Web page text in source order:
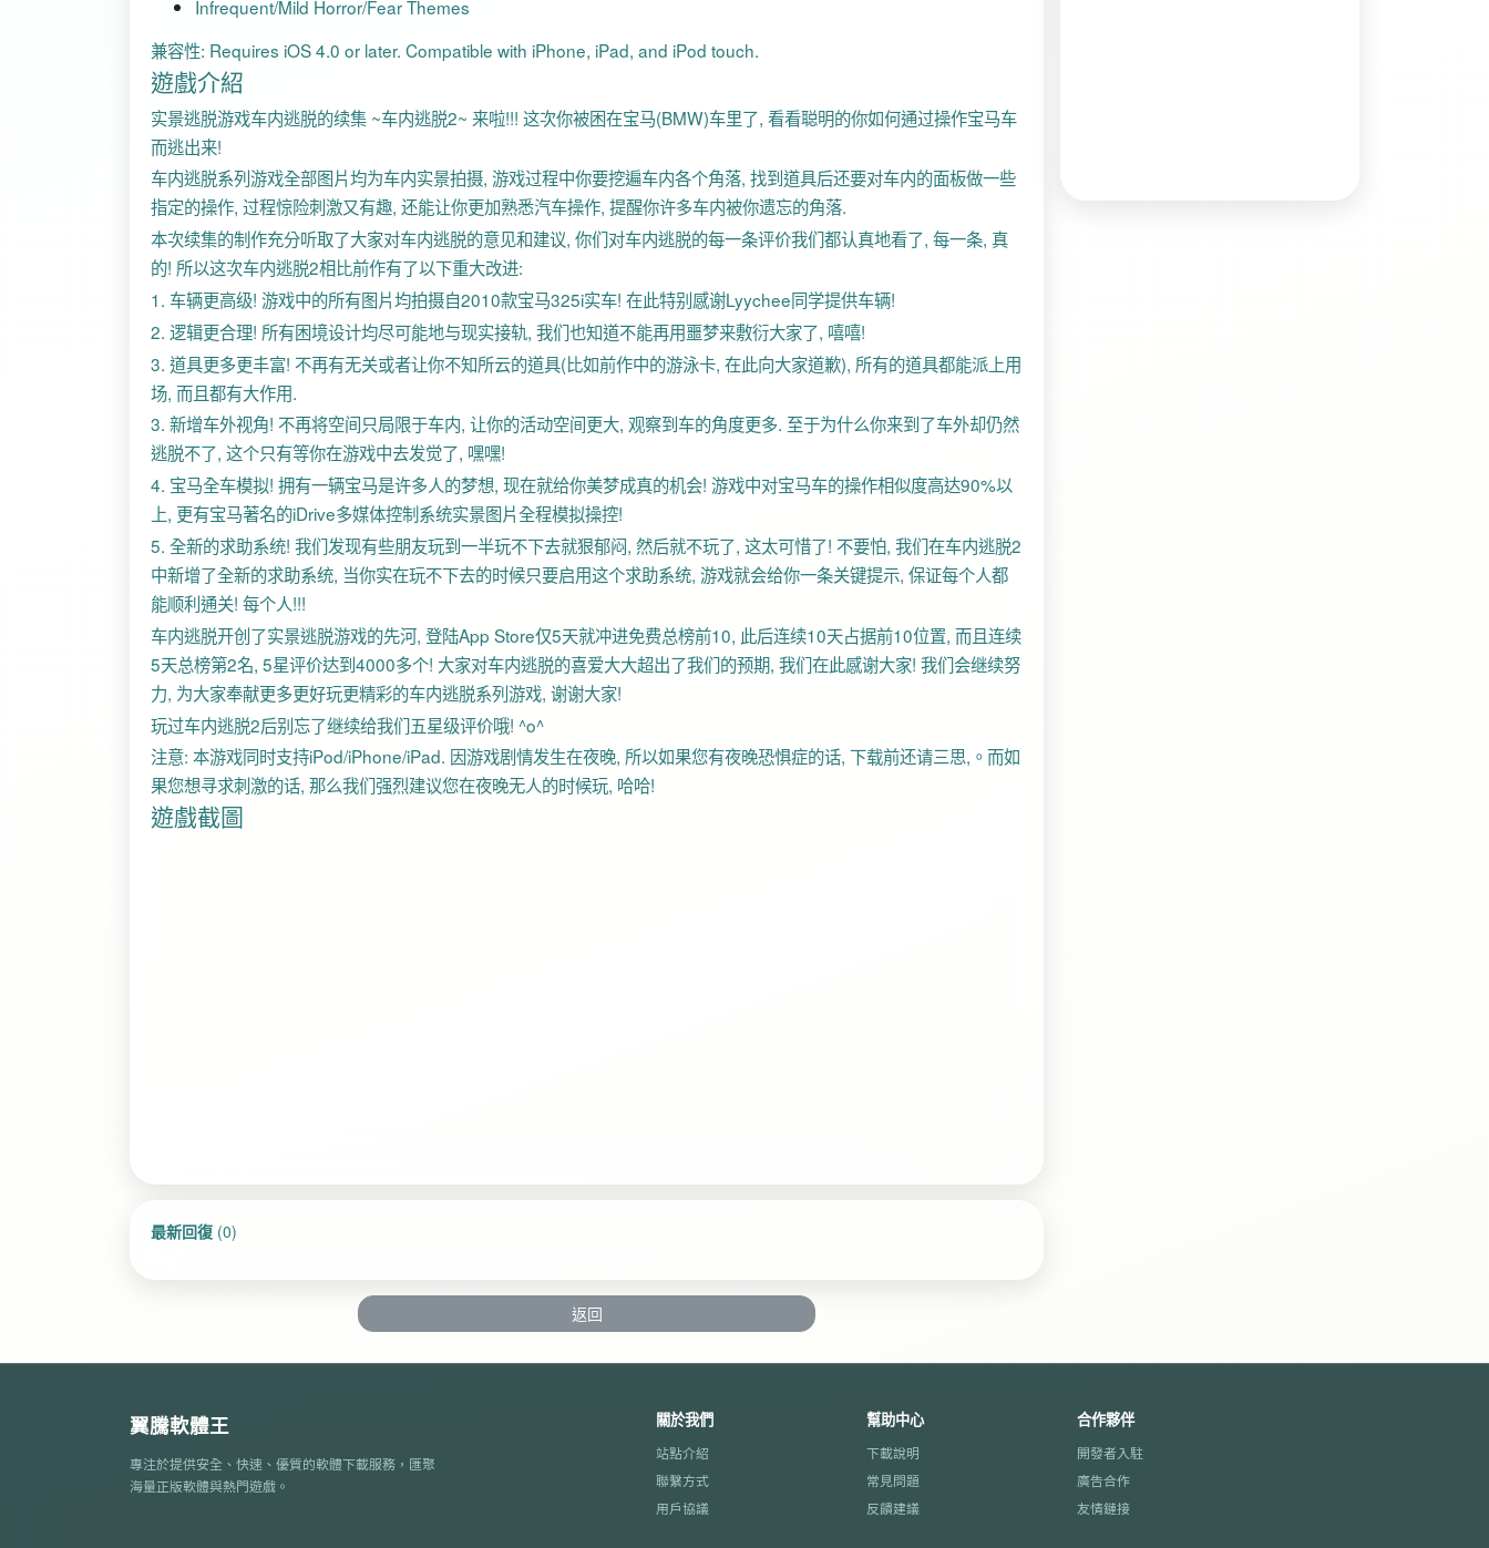
Infrequent/Mild Horror/Fear Themes
兼容性: Requires iOS 4.0 or later. Compatible with iPhone, iPad, and iPod touch.
遊戲介紹
实景逃脱游戏车内逃脱的续集 ~车内逃脱2~ 来啦!!! 这次你被困在宝马(BMW)车里了, 看看聪明的你如何通过操作宝马车
而逃出来!
车内逃脱系列游戏全部图片均为车内实景拍摄, 游戏过程中你要挖遍车内各个角落, 找到道具后还要对车内的面板做一些
指定的操作, 过程惊险刺激又有趣, 还能让你更加熟悉汽车操作, 提醒你许多车内被你遗忘的角落.
本次续集的制作充分听取了大家对车内逃脱的意见和建议, 你们对车内逃脱的每一条评价我们都认真地看了, 每一条, 真
的! 所以这次车内逃脱2相比前作有了以下重大改进:
1. 车辆更高级! 游戏中的所有图片均拍摄自2010款宝马325i实车! 在此特别感谢Lyychee同学提供车辆!
2. 逻辑更合理! 所有困境设计均尽可能地与现实接轨, 我们也知道不能再用噩梦来敷衍大家了, 嘻嘻!
3. 道具更多更丰富! 不再有无关或者让你不知所云的道具(比如前作中的游泳卡, 在此向大家道歉), 所有的道具都能派上用
场, 而且都有大作用.
3. 新增车外视角! 不再将空间只局限于车内, 让你的活动空间更大, 观察到车的角度更多. 至于为什么你来到了车外却仍然
逃脱不了, 这个只有等你在游戏中去发觉了, 嘿嘿!
4. 宝马全车模拟! 拥有一辆宝马是许多人的梦想, 现在就给你美梦成真的机会! 游戏中对宝马车的操作相似度高达90%以
上, 更有宝马著名的iDrive多媒体控制系统实景图片全程模拟操控!
5. 全新的求助系统! 我们发现有些朋友玩到一半玩不下去就狠郁闷, 然后就不玩了, 这太可惜了! 不要怕, 我们在车内逃脱2
中新增了全新的求助系统, 当你实在玩不下去的时候只要启用这个求助系统, 游戏就会给你一条关键提示, 保证每个人都
能顺利通关! 每个人!!!
车内逃脱开创了实景逃脱游戏的先河, 登陆App Store仅5天就冲进免费总榜前10, 此后连续10天占据前10位置, 而且连续
5天总榜第2名, 5星评价达到4000多个! 大家对车内逃脱的喜爱大大超出了我们的预期, 我们在此感谢大家! 我们会继续努
力, 为大家奉献更多更好玩更精彩的车内逃脱系列游戏, 谢谢大家!
玩过车内逃脱2后别忘了继续给我们五星级评价哦! ^o^
注意: 本游戏同时支持iPod/iPhone/iPad. 因游戏剧情发生在夜晚, 所以如果您有夜晚恐惧症的话, 下载前还请三思,。而如
果您想寻求刺激的话, 那么我们强烈建议您在夜晚无人的时候玩, 哈哈!
遊戲截圖
最新回復(0)
返回
翼騰軟體王
專注於提供安全、快速、優質的軟體下載服務，匯聚
海量正版軟體與熱門遊戲。
關於我們
站點介紹
聯繫方式
用戶協議
幫助中心
下載說明
常見問題
反饋建議
合作夥伴
開發者入駐
廣告合作
友情鏈接